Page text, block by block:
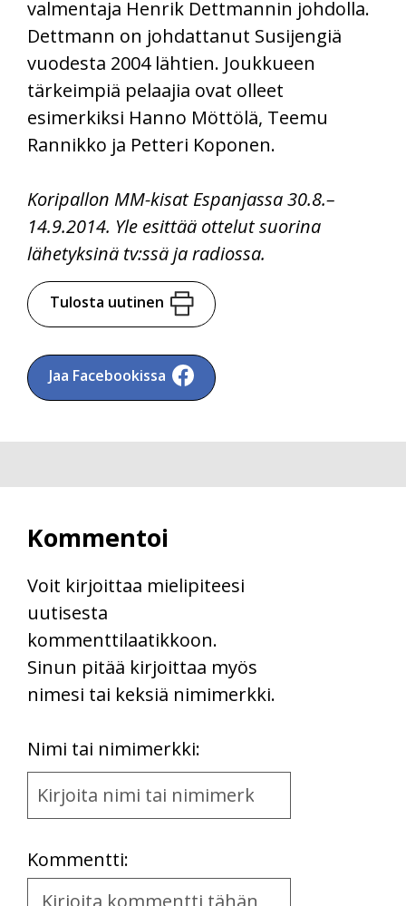
valmentaja Henrik Dettmannin johdolla.
Dettmann on johdattanut Susijengiä
vuodesta 2004 lähtien. Joukkueen
tärkeimpiä pelaajia ovat olleet
esimerkiksi Hanno Möttölä, Teemu
Rannikko ja Petteri Koponen.
Koripallon MM-kisat Espanjassa 30.8.–
14.9.2014. Yle esittää ottelut suorina
lähetyksinä tv:ssä ja radiossa.
Tulosta uutinen
Jaa Facebookissa
Kommentoi
Voit kirjoittaa mielipiteesi
uutisesta
kommenttilaatikkoon.
Sinun pitää kirjoittaa myös
nimesi tai keksiä nimimerkki.
Nimi tai nimimerkki:
Name
and
Kommentti:
Kommentti